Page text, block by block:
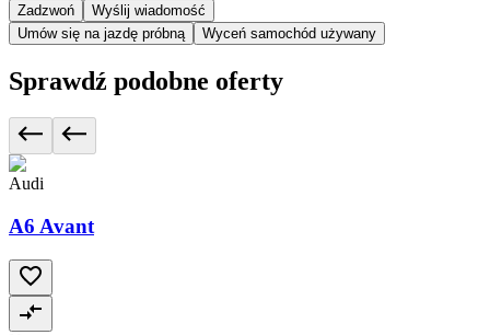
Zadzwoń
Wyślij wiadomość
Umów się na jazdę próbną
Wyceń samochód używany
Sprawdź podobne oferty
Audi
A6 Avant